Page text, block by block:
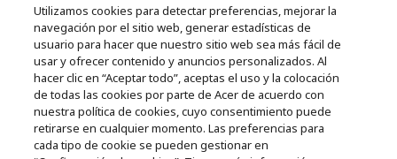
CPYou BV es el vendedor y distribuidor autorizado de los
productos y servicios ofrecidos en esta tienda.
Incluida la aportación para la gestión de RAEES, según RD.
110/2015, inscrita en el RII-AEE Nº 7573; de pilas y baterías, según
RD. 106/2008, inscrita en el RII-PYA Nº 2180. Adherida a los
sistemas integrales de gestión de ecopilas y ecoembes.
Utilizamos cookies para detectar preferencias, mejorar la
navegación por el sitio web, generar estadísticas de
usuario para hacer que nuestro sitio web sea más fácil de
usar y ofrecer contenido y anuncios personalizados. Al
hacer clic en “Aceptar todo”, aceptas el uso y la colocación
de todas las cookies por parte de Acer de acuerdo con
nuestra política de cookies, cuyo consentimiento puede
retirarse en cualquier momento. Las preferencias para
cada tipo de cookie se pueden gestionar en